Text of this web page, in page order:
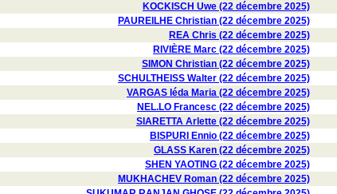
KOCKISCH Uwe (22 décembre 2025)
PAUREILHE Christian (22 décembre 2025)
REA Chris (22 décembre 2025)
RIVIÈRE Marc (22 décembre 2025)
SIMON Christian (22 décembre 2025)
SCHULTHEISS Walter (22 décembre 2025)
VARGAS Iéda Maria (22 décembre 2025)
NEL.LO Francesc (22 décembre 2025)
SIARETTA Arlette (22 décembre 2025)
BISPURI Ennio (22 décembre 2025)
GLASS Karen (22 décembre 2025)
SHEN YAOTING (22 décembre 2025)
MUKHACHEV Roman (22 décembre 2025)